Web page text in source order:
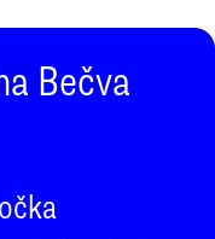
Bečva